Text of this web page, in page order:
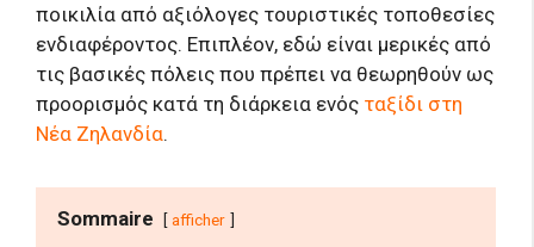
ποικιλία από αξιόλογες τουριστικές τοποθεσίες
ενδιαφέροντος. Επιπλέον, εδώ είναι μερικές από
τις βασικές πόλεις που πρέπει να θεωρηθούν ως
προορισμός κατά τη διάρκεια ενός ταξίδι στη
Νέα Ζηλανδία.
Sommaire afficher